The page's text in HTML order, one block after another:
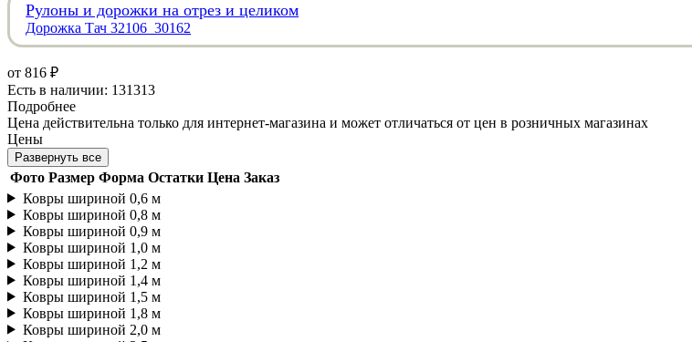
Рулоны и дорожки на отрез и целиком
Дорожка Тач 32106_30162
от 816 ₽
Есть в наличии: 131313
Подробнее
Цена действительна только для интернет-магазина и может отличаться от цен в розничных магазинах
Цены
Развернуть все
Фото Размер Форма Остатки Цена Заказ
Ковры шириной 0,6 м
Ковры шириной 0,8 м
Ковры шириной 0,9 м
Ковры шириной 1,0 м
Ковры шириной 1,2 м
Ковры шириной 1,4 м
Ковры шириной 1,5 м
Ковры шириной 1,8 м
Ковры шириной 2,0 м